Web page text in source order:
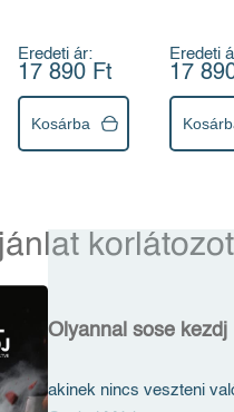
Eredeti ár:
17 890 Ft
Kosárba
Eredeti
17
Olyannal sose kezdj